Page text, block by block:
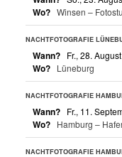
Wo? Winsen –
NACHTFOTOGRAFIE
Wann? Fr., 28.
Wo? Lüneburg
NACHTFOTOGRAFIE
Wann? Fr., 11.
Wo? Hamburg –
NACHTFOTOGRAFIE